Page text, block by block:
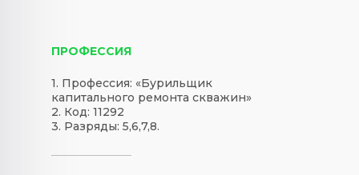
ПРОФЕССИЯ
1. Профессия: «Бурильщик
капитального ремонта скважин»
2. Код: 11292
3. Разряды: 5,6,7,8.